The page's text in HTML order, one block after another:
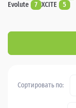
Evolute
7 XCITE 5
Сортировать по: